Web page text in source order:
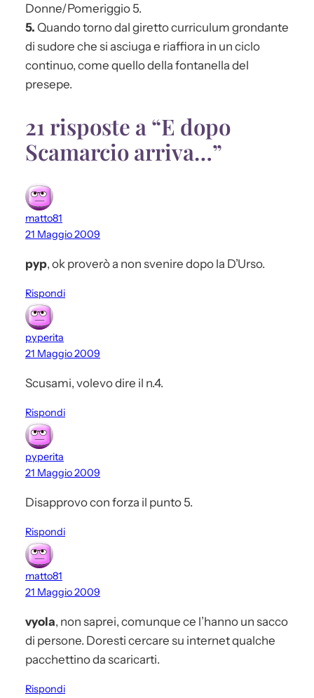
Donne/Pomeriggio 5.
5. Quando torno dal giretto curriculum grondante
di sudore che si asciuga e riaffiora in un ciclo
continuo, come quello della fontanella del
presepe.
21 risposte a “E dopo
Scamarcio arriva…”
matto81
21 Maggio 2009
pyp, ok proverò a non svenire dopo la D’Urso.
Rispondi
pyperita
21 Maggio 2009
Scusami, volevo dire il n.4.
Rispondi
pyperita
21 Maggio 2009
Disapprovo con forza il punto 5.
Rispondi
matto81
21 Maggio 2009
vyola, non saprei, comunque ce l’hanno un sacco
di persone. Doresti cercare su internet qualche
pacchettino da scaricarti.
Rispondi